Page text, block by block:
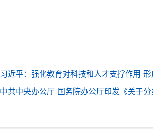
习近平：强化教育对科技和人才支撑作用
中共中央办公厅 国务院办公厅印发《关于